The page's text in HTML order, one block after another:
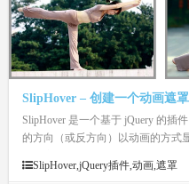
SlipHover – 创建一个动画遮
SlipHover 是一个基于 jQuery 的插
的方向（或反方向）以动画的方式
高度、动画时间、字体颜色、背景
SlipHover,jQuery插件,动画,遮罩